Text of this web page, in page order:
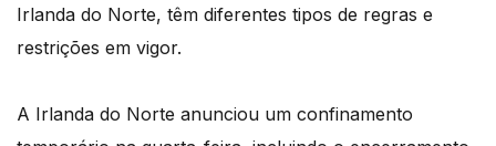
Irlanda do Norte, têm diferentes tipos de regras e
restrições em vigor.
A Irlanda do Norte anunciou um confinamento